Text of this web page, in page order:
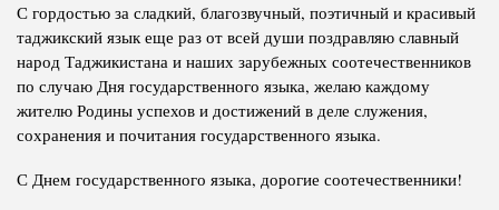
С гордостью за сладкий, благозвучный, поэтичный и красивый
таджикский язык еще раз от всей души поздравляю славный
народ Таджикистана и наших зарубежных соотечественников
по случаю Дня государственного языка, желаю каждому
жителю Родины успехов и достижений в деле служения,
сохранения и почитания государственного языка.
С Днем государственного языка, дорогие соотечественники!